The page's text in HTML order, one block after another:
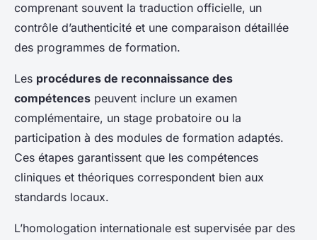
comprenant souvent la traduction officielle, un
contrôle d’authenticité et une comparaison détaillée
des programmes de formation.
Les procédures de reconnaissance des
compétences peuvent inclure un examen
complémentaire, un stage probatoire ou la
participation à des modules de formation adaptés.
Ces étapes garantissent que les compétences
cliniques et théoriques correspondent bien aux
standards locaux.
L’homologation internationale est supervisée par des